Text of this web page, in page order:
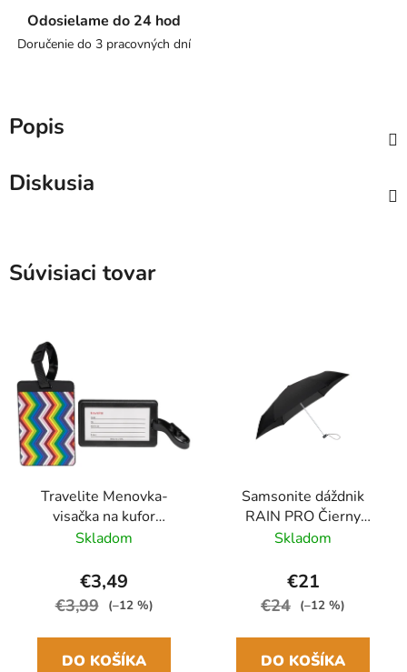
Odosielame do 24 hod
Doručenie do 3 pracovných dní
Popis
Diskusia
Súvisiaci tovar
Travelite Menovka-
visačka na kufor
Multicolor Waves
Skladom
€3,49
€3,99 (–12 %)
DO KOŠÍKA
Samsonite dáždnik
RAIN PRO Čierny
skladací manuálny
Skladom
€21
€24 (–12 %)
DO KOŠÍKA